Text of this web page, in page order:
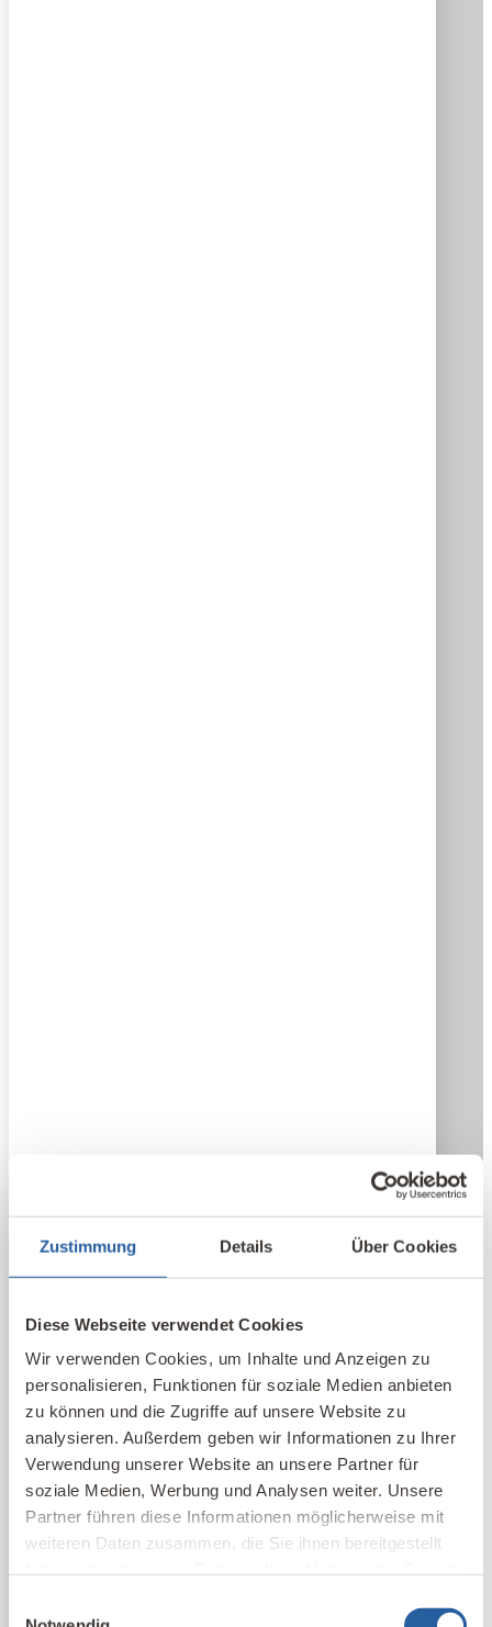
Zustimmung Details Über Cookies
Diese Webseite verwendet Cookies
Wir verwenden Cookies, um Inhalte und Anzeigen zu
personalisieren, Funktionen für soziale Medien anbieten
zu können und die Zugriffe auf unsere Website zu
analysieren. Außerdem geben wir Informationen zu Ihrer
Verwendung unserer Website an unsere Partner für
soziale Medien, Werbung und Analysen weiter. Unsere
Partner führen diese Informationen möglicherweise mit
weiteren Daten zusammen, die Sie ihnen bereitgestellt